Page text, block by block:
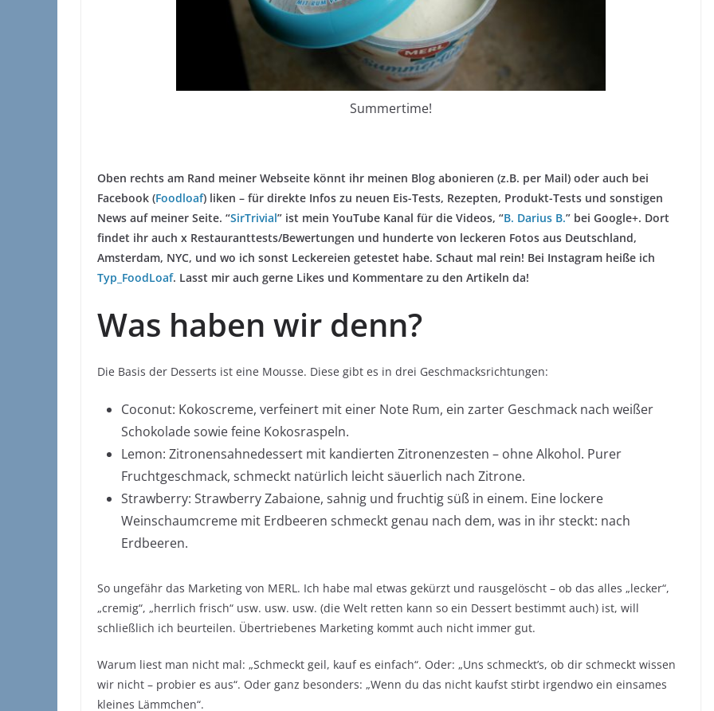
Summertime!
Oben rechts am Rand meiner Webseite könnt ihr meinen Blog abonieren (z.B. per Mail) oder auch bei
Facebook (Foodloaf) liken – für direkte Infos zu neuen Eis-Tests, Rezepten, Produkt-Tests und sonstigen
News auf meiner Seite. “SirTrivial” ist mein YouTube Kanal für die Videos, “B. Darius B.” bei Google+. Dort
findet ihr auch x Restauranttests/Bewertungen und hunderte von leckeren Fotos aus Deutschland,
Amsterdam, NYC, und wo ich sonst Leckereien getestet habe. Schaut mal rein! Bei Instagram heiße ich
Typ_FoodLoaf. Lasst mir auch gerne Likes und Kommentare zu den Artikeln da!
Was haben wir denn?
Die Basis der Desserts ist eine Mousse. Diese gibt es in drei Geschmacksrichtungen:
Coconut: Kokoscreme, verfeinert mit einer Note Rum, ein zarter Geschmack nach weißer
Schokolade sowie feine Kokosraspeln.
Lemon: Zitronensahnedessert mit kandierten Zitronenzesten – ohne Alkohol. Purer
Fruchtgeschmack, schmeckt natürlich leicht säuerlich nach Zitrone.
Strawberry: Strawberry Zabaione, sahnig und fruchtig süß in einem. Eine lockere
Weinschaumcreme mit Erdbeeren schmeckt genau nach dem, was in ihr steckt: nach
Erdbeeren.
So ungefähr das Marketing von MERL. Ich habe mal etwas gekürzt und rausgelöscht – ob das alles „lecker“,
„cremig“, „herrlich frisch“ usw. usw. usw. (die Welt retten kann so ein Dessert bestimmt auch) ist, will
schließlich ich beurteilen. Übertriebenes Marketing kommt auch nicht immer gut.
Warum liest man nicht mal: „Schmeckt geil, kauf es einfach“. Oder: „Uns schmeckt’s, ob dir schmeckt wissen
wir nicht – probier es aus“. Oder ganz besonders: „Wenn du das nicht kaufst stirbt irgendwo ein einsames
kleines Lämmchen“.